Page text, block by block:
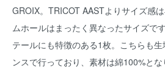
GROIX。TRICOT AASTよりサイズ感
ムホールはまったく異なったサイズで
テールにも特徴のある1枚。こちらも
ンスで行っており、素材は綿100%とな